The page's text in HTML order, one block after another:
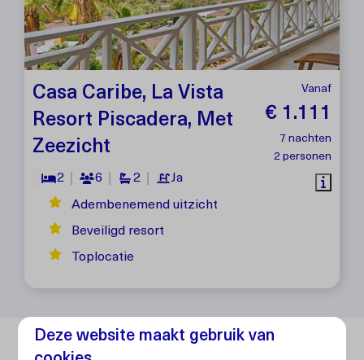
Vanaf
€ 1.111
7 nachten
2 personen
Casa Caribe, La Vista
Resort Piscadera, Met
Zeezicht
2 6 2 Ja
Adembenemend uitzicht
Beveiligd resort
Toplocatie
Extra services
Deze website maakt gebruik van